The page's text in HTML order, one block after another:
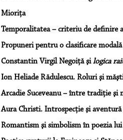
Mioriţa
Temporalitatea – criteriu de definire
Propuneri pentru o clasificare
Constantin Virgil Negoiţă şilogica
Ion Heliade Rădulescu. Roluri şi
Arcadie Suceveanu – între tradiţie şi
Aura Christi. Introspecţie şi aventură
Romantism şi simbolism în poezia